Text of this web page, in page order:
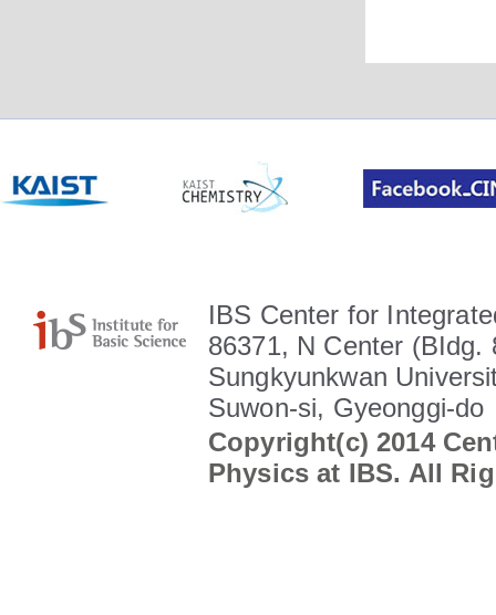
IBS Center for
86371, N Center (BIdg.
Sungkyunkwan
Suwon-si, Gyeonggi-do
Copyright(c) 2014
Physics at IBS. All